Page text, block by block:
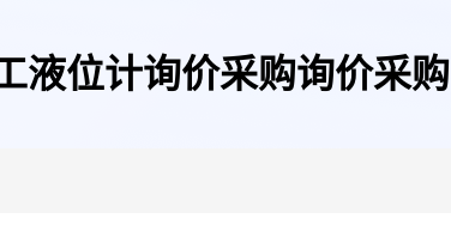
液位计询价采购询价采购